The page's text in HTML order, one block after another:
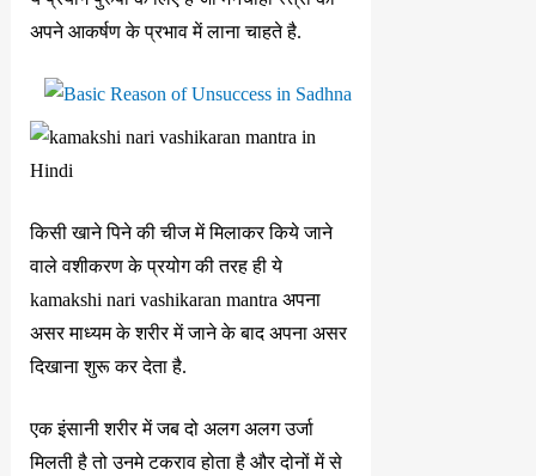
अपने आकर्षण के प्रभाव में लाना चाहते है.
किसी खाने पिने की चीज में मिलाकर किये जाने
वाले वशीकरण के प्रयोग की तरह ही ये
kamakshi nari vashikaran mantra अपना
असर माध्यम के शरीर में जाने के बाद अपना असर
दिखाना शुरू कर देता है.
एक इंसानी शरीर में जब दो अलग अलग उर्जा
मिलती है तो उनमे टकराव होता है और दोनों में से